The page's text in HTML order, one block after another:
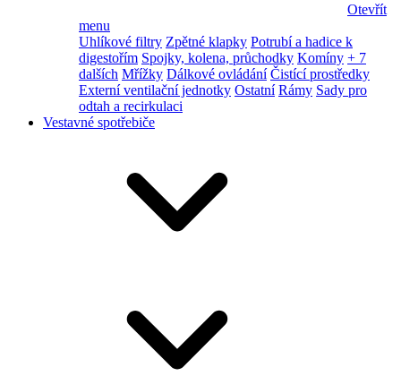
Otevřít
menu
Uhlíkové filtry Zpětné klapky Potrubí a hadice k
digestořím Spojky, kolena, průchodky Komíny + 7
dalších Mřížky Dálkové ovládání Čistící prostředky
Externí ventilační jednotky Ostatní Rámy Sady pro
odtah a recirkulaci
Vestavné spotřebiče